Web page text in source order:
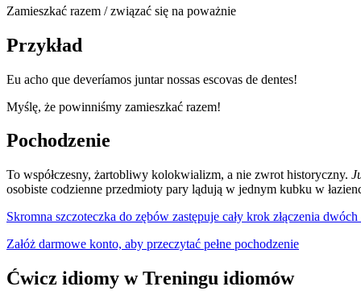
Zamieszkać razem / związać się na poważnie
Przykład
Eu acho que deveríamos juntar nossas escovas de dentes!
Myślę, że powinniśmy zamieszkać razem!
Pochodzenie
To współczesny, żartobliwy kolokwializm, a nie zwrot historyczny.
osobiste codzienne przedmioty pary lądują w jednym kubku w
Skromna szczoteczka do zębów zastępuje cały krok złączenia
Załóż darmowe konto, aby przeczytać pełne pochodzenie
Ćwicz idiomy w Treningu idiomów